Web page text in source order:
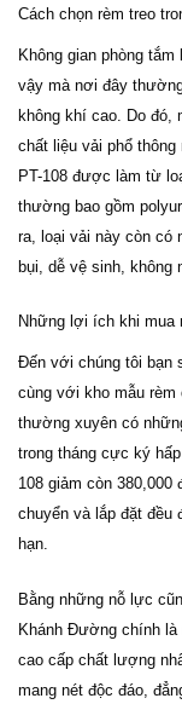
Cách chọn rèm treo
Không gian phòng
vậy mà nơi đây
không khí cao. Do đó,
chất liệu vải phổ
PT-108 được làm từ
thường bao gồm
ra, loại vải này còn có
bụi, dễ vệ sinh, không
Những lợi ích khi mua
Đến với chúng tôi bạn
cùng với kho mẫu rèm
thường xuyên có
trong tháng cực ký
108 giảm còn
chuyển và lắp đặt đều
hạn.
Bằng những nỗ lực
Khánh Đường chính là
cao cấp chất lượng
mang nét độc đáo,